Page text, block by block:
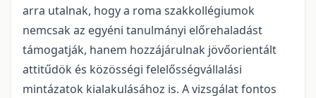
arra utalnak, hogy a roma szakkollégiumok
nemcsak az egyéni tanulmányi előrehaladást
támogatják, hanem hozzájárulnak jövőorientált
attitűdök és közösségi felelősségvállalási
mintázatok kialakulásához is. A vizsgálat fontos